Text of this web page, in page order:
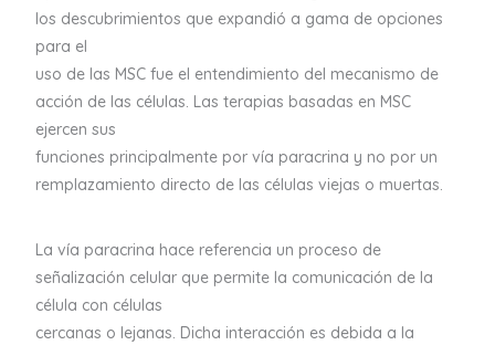
los descubrimientos que expandió a gama de opciones
para el
uso de las MSC fue el entendimiento del mecanismo de
acción de las células. Las terapias basadas en MSC
ejercen sus
funciones principalmente por vía paracrina y no por un
remplazamiento directo de las células viejas o muertas.
La vía paracrina hace referencia un proceso de
señalización celular que permite la comunicación de la
célula con células
cercanas o lejanas. Dicha interacción es debida a la